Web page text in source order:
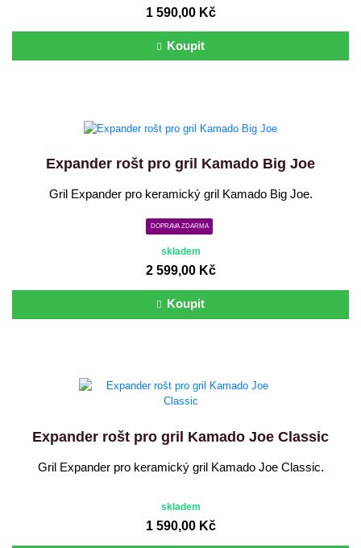
1 590,00 Kč
Koupit
Expander rošt pro gril Kamado Big Joe
Gril Expander pro keramický gril Kamado Big Joe.
DOPRAVA ZDARMA
skladem
2 599,00 Kč
Koupit
Expander rošt pro gril Kamado Joe Classic
Gril Expander pro keramický gril Kamado Joe Classic.
skladem
1 590,00 Kč